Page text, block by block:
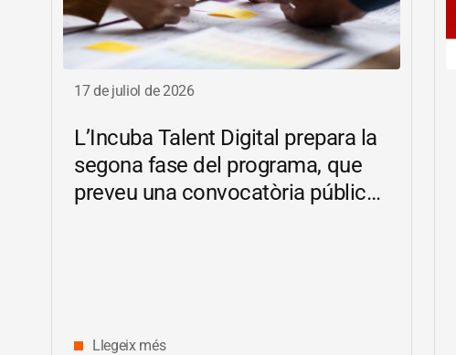
17 de juliol de 2026
L’Incuba Talent Digital prepara la
segona fase del programa, que
preveu una convocatòria pública
Llegeix més